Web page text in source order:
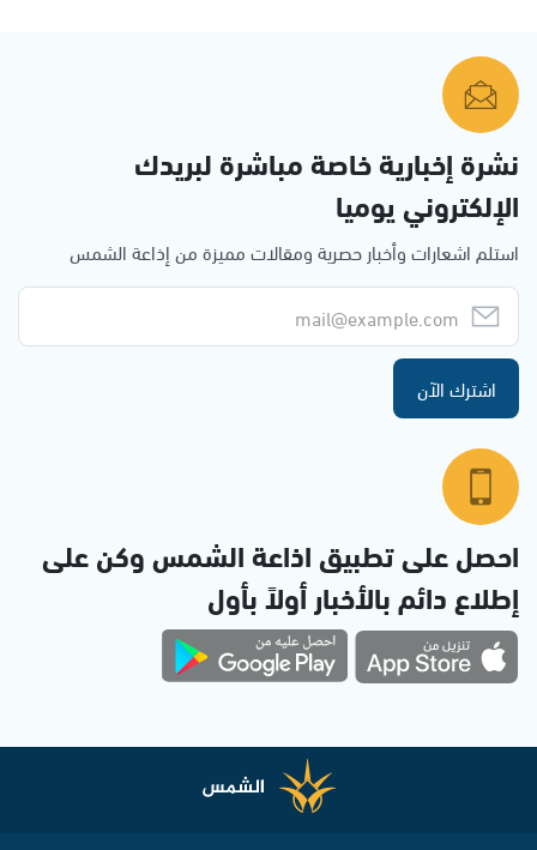
نشرة إخبارية خاصة مباشرة لبريدك
الإلكتروني يوميا
استلم اشعارات وأخبار حصرية ومقالات مميزة من إذاعة الشمس
اشترك الآن
احصل على تطبيق اذاعة الشمس وكن على
إطلاع دائم بالأخبار أولاً بأول